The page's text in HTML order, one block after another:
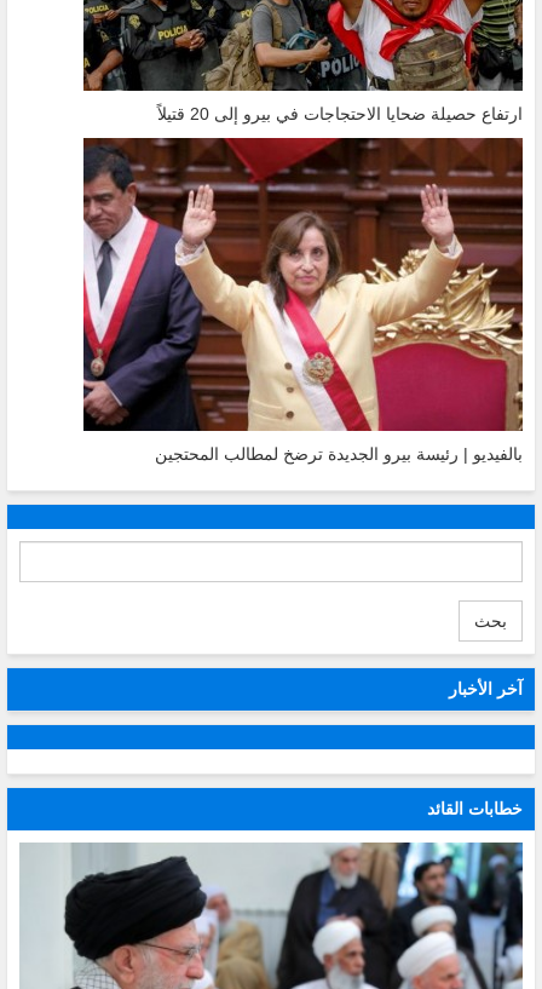
ارتفاع حصيلة ضحايا الاحتجاجات في بيرو إلى 20 قتيلاً
بالفيديو | رئيسة بيرو الجديدة ترضخ لمطالب المحتجين
بحث
آخر الأخبار
خطابات القائد